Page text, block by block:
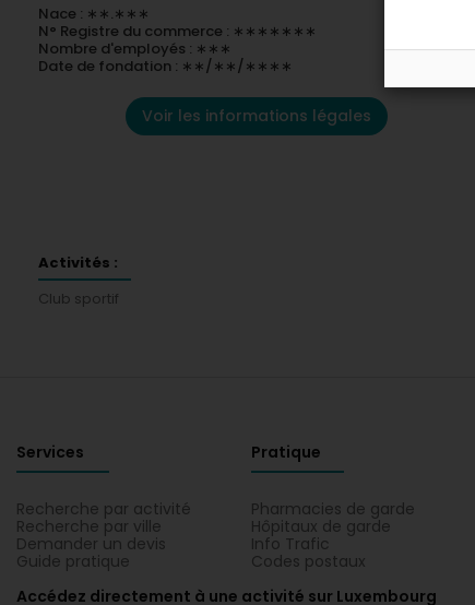
Nace : ∗∗.∗∗∗
N° Registre du commerce : ∗∗∗∗∗∗∗
Nombre d'employés : ∗∗∗
Date de fondation : ∗∗/∗∗/∗∗∗∗
Voir les informations légales
Activités :
Club sportif
Services
Recherche par activité
Recherche par ville
Demander un devis
Guide pratique
Pratique
Pharmacies de garde
Hôpitaux de garde
Info Trafic
Codes postaux
Accédez directement à une activité sur Luxembourg